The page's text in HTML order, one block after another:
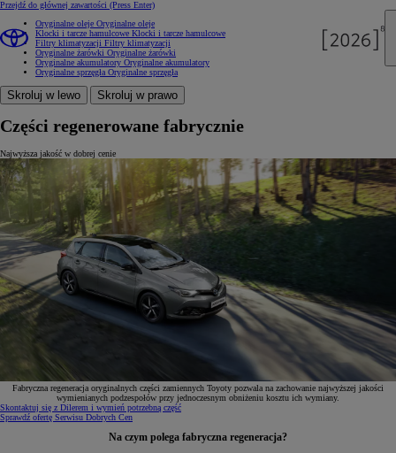
Przejdź do głównej zawartości (Press Enter)
Oryginalne oleje Oryginalne oleje
Klocki i tarcze hamulcowe Klocki i tarcze hamulcowe
Filtry klimatyzacji Filtry klimatyzacji
Oryginalne żarówki Oryginalne żarówki
Oryginalne akumulatory Oryginalne akumulatory
Oryginalne sprzęgła Oryginalne sprzęgła
Skroluj w lewo Skroluj w prawo
Części regenerowane fabrycznie
Najwyższa jakość w dobrej cenie
Fabryczna regeneracja oryginalnych części zamiennych Toyoty pozwala na zachowanie najwyższej jakości
wymienianych podzespołów przy jednoczesnym obniżeniu kosztu ich wymiany.
Skontaktuj się z Dilerem i wymień potrzebną część
Sprawdź ofertę Serwisu Dobrych Cen
Na czym polega fabryczna regeneracja?